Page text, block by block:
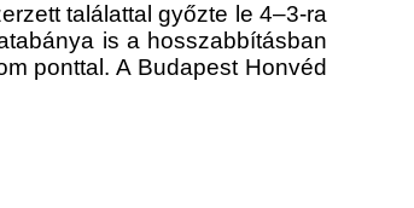
találattal győzte le 4–3-ra
is a hosszabbításban
ponttal. A Budapest Honvéd